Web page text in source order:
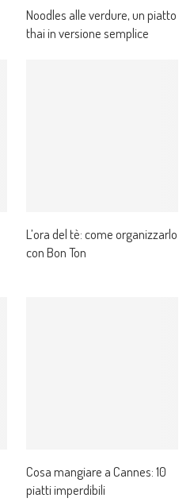
Noodles alle verdure, un piatto
thai in versione semplice
L’ora del tè: come organizzarlo
con Bon Ton
Cosa mangiare a Cannes: 10
piatti imperdibili